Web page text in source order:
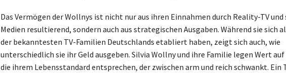
Das Vermögen der Wollnys ist nicht nur aus ihren Einnahmen durch Reality-TV und
Medien resultierend, sondern auch aus strategischen Ausgaben. Während sie sich
der bekanntesten TV-Familien Deutschlands etabliert haben, zeigt sich auch, wie
unterschiedlich sie ihr Geld ausgeben. Silvia Wollny und ihre Familie legen Wert auf
die ihrem Lebensstandard entsprechen, der zwischen arm und reich schwankt. Ein